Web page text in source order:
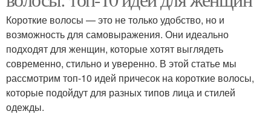
Короткие волосы — это не только удобство, но и
возможность для самовыражения. Они идеально
подходят для женщин, которые хотят выглядеть
современно, стильно и уверенно. В этой статье мы
рассмотрим топ-10 идей причесок на короткие волосы,
которые подойдут для разных типов лица и стилей
одежды.